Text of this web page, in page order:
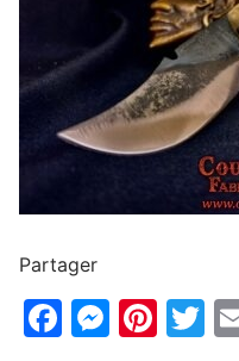
Partager
Facebook